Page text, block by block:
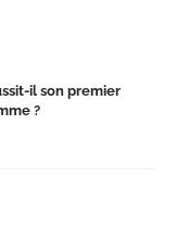
il son premier
?